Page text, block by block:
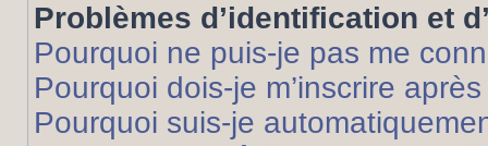
Problèmes d’identification et
Pourquoi ne puis-je pas me
Pourquoi dois-je m’inscrire
Pourquoi suis-je